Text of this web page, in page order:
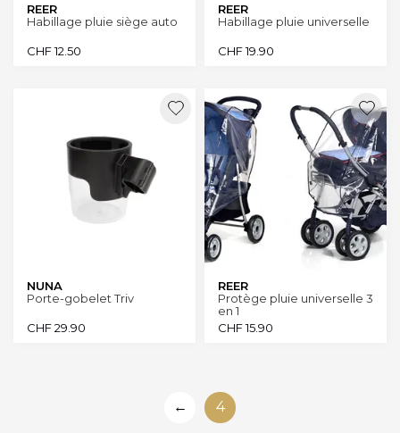
REER
Habillage pluie siège auto
CHF12.50
REER
Habillage pluie universelle
CHF19.90
NUNA
Porte-gobelet Triv
CHF29.90
REER
Protège pluie universelle 3
en 1
CHF15.90
← 4